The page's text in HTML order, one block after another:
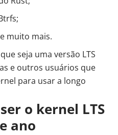
muito mais.
seja uma versão LTS
e outros usuários que
para usar a longo
o kernel LTS
ano